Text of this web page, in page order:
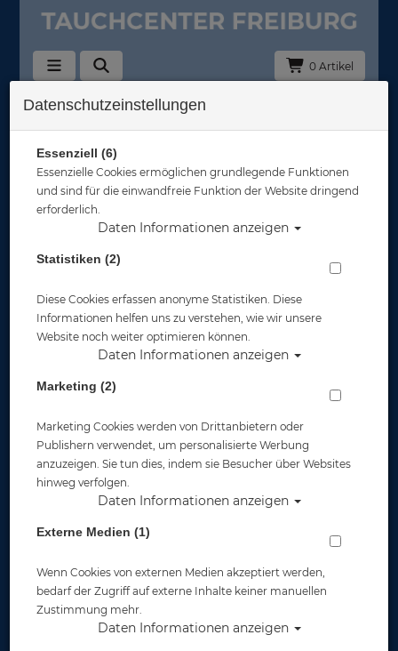
0 Artikel
Zurück
Aqualung Balance Comfort 5.5 mm Overall -
Damen - Gr: (36) S - #
Artikelnr.: lung-558616master
Datenschutzeinstellungen
Essenziell (6)
Essenzielle Cookies ermöglichen grundlegende Funktionen
und sind für die einwandfreie Funktion der Website dringend
erforderlich.
Daten Informationen anzeigen
Statistiken (2)
Diese Cookies erfassen anonyme Statistiken. Diese
Informationen helfen uns zu verstehen, wie wir unsere
Website noch weiter optimieren können.
Daten Informationen anzeigen
Marketing (2)
Marketing Cookies werden von Drittanbietern oder
Publishern verwendet, um personalisierte Werbung
anzuzeigen. Sie tun dies, indem sie Besucher über Websites
hinweg verfolgen.
Daten Informationen anzeigen
Externe Medien (1)
Wenn Cookies von externen Medien akzeptiert werden,
bedarf der Zugriff auf externe Inhalte keiner manuellen
Zustimmung mehr.
Daten Informationen anzeigen